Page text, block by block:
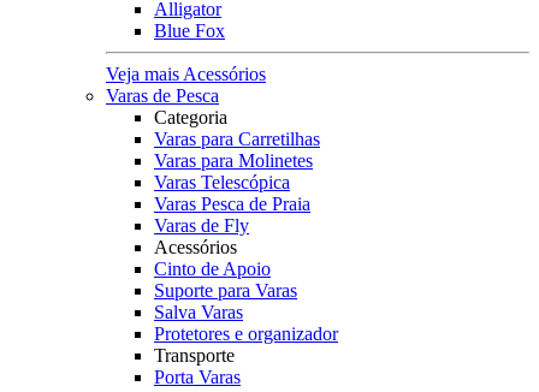
Alligator
Blue Fox
Veja mais Acessórios
Varas de Pesca
Categoria
Varas para Carretilhas
Varas para Molinetes
Varas Telescópica
Varas Pesca de Praia
Varas de Fly
Acessórios
Cinto de Apoio
Suporte para Varas
Salva Varas
Protetores e organizador
Transporte
Porta Varas